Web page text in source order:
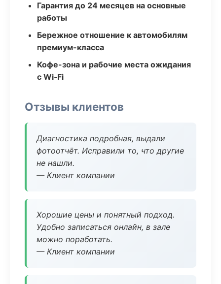
Гарантия до 24 месяцев на основные
работы
Бережное отношение к автомобилям
премиум-класса
Кофе-зона и рабочие места ожидания
с Wi‑Fi
Отзывы клиентов
Диагностика подробная, выдали
фотоотчёт. Исправили то, что другие
не нашли.
— Клиент компании
Хорошие цены и понятный подход.
Удобно записаться онлайн, в зале
можно поработать.
— Клиент компании